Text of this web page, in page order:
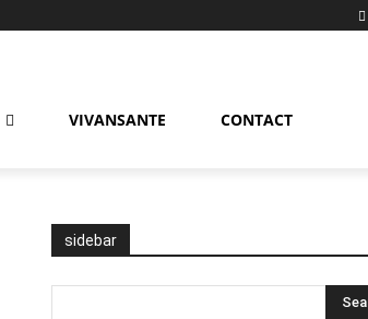
VIVANSANTE CONTACT
sidebar